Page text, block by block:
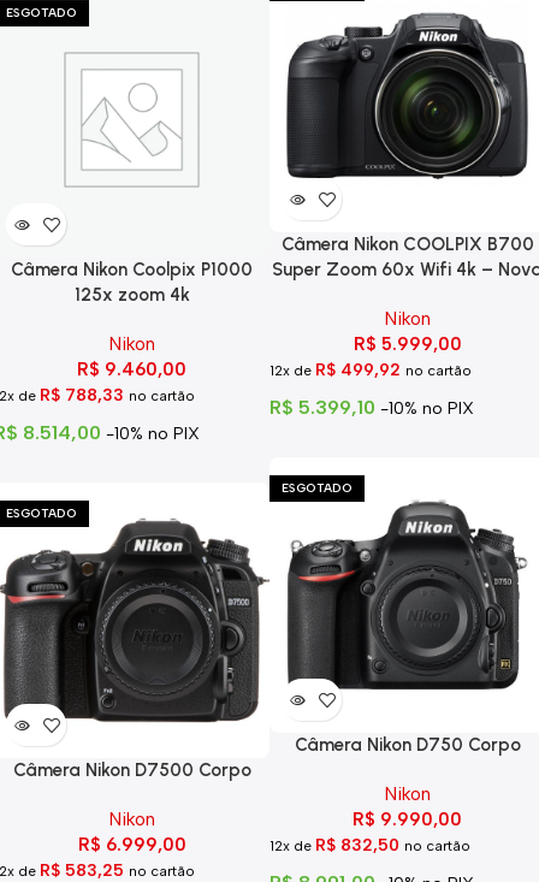
Câmera Nikon COOLPIX B700
Super Zoom 60x Wifi 4k –
Nikon
R$ 5.999,00
12x de R$ 499,92 no cartão
R$ 5.399,10 -10% no PIX
ESGOTADO
Câmera Nikon Coolpix P1000
125x zoom 4k
Nikon
R$ 9.460,00
de R$ 788,33 no cartão
8.514,00 -10% no PIX
ESGOTADO
Câmera Nikon D750 Corpo
Nikon
R$ 9.990,00
12x de R$ 832,50 no cartão
ESGOTADO
Câmera Nikon D7500 Corpo
Nikon
R$ 6.999,00
de R$ 583,25 no cartão